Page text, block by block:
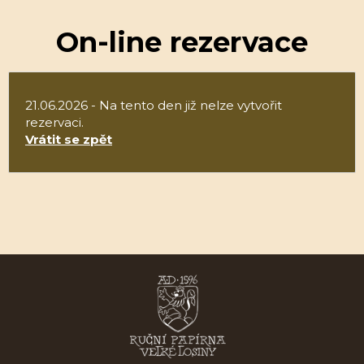
On-line rezervace
21.06.2026 - Na tento den již nelze vytvořit
rezervaci.
Vrátit se zpět